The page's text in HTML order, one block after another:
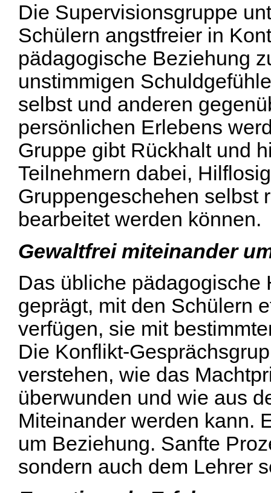
Die Supervisionsgruppe
Schülern angstfreier in
pädagogische Beziehung
unstimmigen
selbst und anderen
persönlichen Erlebens
Gruppe gibt Rückhalt und
Teilnehmern dabei,
Gruppengeschehen selbst
bearbeitet werden können.
Gewaltfrei miteinander
Das übliche pädagogische
geprägt, mit den Schülern
verfügen, sie mit
Die Konflikt-
verstehen, wie das
überwunden und wie aus
Miteinander werden kann.
um Beziehung. Sanfte
sondern auch dem Lehrer